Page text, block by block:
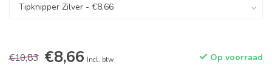
€10,83 €8,66 Incl. btw Op voorraad